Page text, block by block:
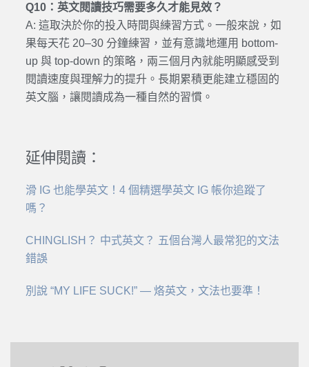
Q10：英文閱讀技巧需要多久才能見效？
A: 這取決於你的投入時間與練習方式。一般來說，如
果每天花 20–30 分鐘練習，並有意識地運用 bottom-
up 與 top-down 的策略，兩三個月內就能明顯感受到
閱讀速度與理解力的提升。長期累積更能建立穩固的
英文腦，讓閱讀成為一種自然的習慣。
延伸閱讀：
滑 IG 也能學英文！4 個精選學英文 IG 帳你追蹤了
嗎？
CHINGLISH？ 中式英文？ 五個台灣人最常犯的文法
錯誤
別說 “MY LIFE SUCK!” — 烙英文，文法也要準！